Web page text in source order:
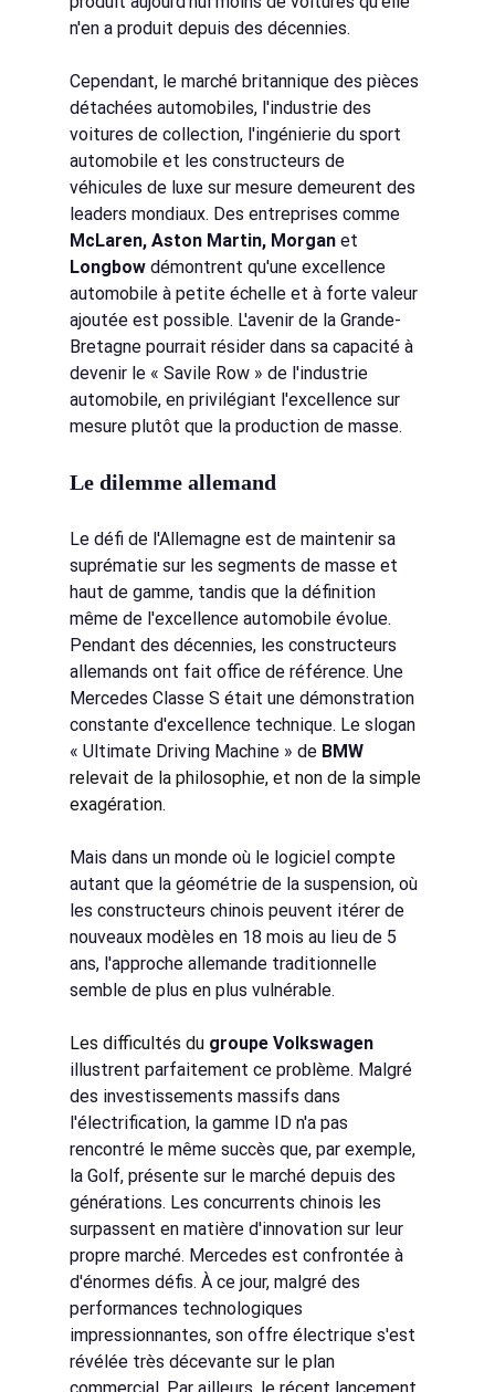
n'en a produit depuis des décennies.
Cependant, le marché britannique des pièces
détachées automobiles, l'industrie des
voitures de collection, l'ingénierie du sport
automobile et les constructeurs de
véhicules de luxe sur mesure demeurent des
leaders mondiaux. Des entreprises comme
McLaren, Aston Martin, Morgan et
Longbow démontrent qu'une excellence
automobile à petite échelle et à forte valeur
ajoutée est possible. L'avenir de la Grande-
Bretagne pourrait résider dans sa capacité à
devenir le « Savile Row » de l'industrie
automobile, en privilégiant l'excellence sur
mesure plutôt que la production de masse.
Le dilemme allemand
Le défi de l'Allemagne est de maintenir sa
suprématie sur les segments de masse et
haut de gamme, tandis que la définition
même de l'excellence automobile évolue.
Pendant des décennies, les constructeurs
allemands ont fait office de référence. Une
Mercedes Classe S était une démonstration
constante d'excellence technique. Le slogan
« Ultimate Driving Machine » de BMW
relevait de la philosophie, et non de la simple
exagération.
Mais dans un monde où le logiciel compte
autant que la géométrie de la suspension, où
les constructeurs chinois peuvent itérer de
nouveaux modèles en 18 mois au lieu de 5
ans, l'approche allemande traditionnelle
semble de plus en plus vulnérable.
Les difficultés du groupe Volkswagen
illustrent parfaitement ce problème. Malgré
des investissements massifs dans
l'électrification, la gamme ID n'a pas
rencontré le même succès que, par exemple,
la Golf, présente sur le marché depuis des
générations. Les concurrents chinois les
surpassent en matière d'innovation sur leur
propre marché. Mercedes est confrontée à
d'énormes défis. À ce jour, malgré des
performances technologiques
impressionnantes, son offre électrique s'est
révélée très décevante sur le plan